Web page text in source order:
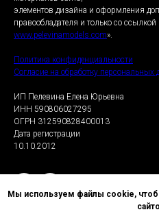
элементов дизайна и оформления
правообладателя и только со ссылкой
www.pelevinamodels.com».
Политика конфиденциальности
Согласие на обработку персональных
ИП Пелевина Елена Юрьевна
ИНН 590806027295
ОГРН 312590828400013
Дата регистрации
10.10.2012
Мы используем файлы cookie,